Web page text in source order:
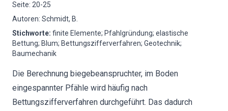
Seite: 20-25
Autoren: Schmidt, B.
Stichworte: finite Elemente; Pfahlgründung; elastische
Bettung; Blum; Bettungszifferverfahren; Geotechnik;
Baumechanik
Die Berechnung biegebeanspruchter, im Boden
eingespannter Pfähle wird häufig nach
Bettungszifferverfahren durchgeführt. Das dadurch